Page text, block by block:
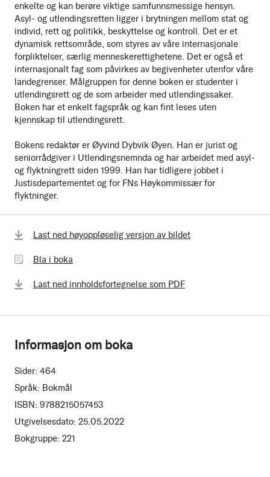
enkelte og kan berøre viktige samfunnsmessige hensyn.
Asyl- og utlendingsretten ligger i brytningen mellom stat og
individ, rett og politikk, beskyttelse og kontroll. Det er et
dynamisk rettsområde, som styres av våre internasjonale
forpliktelser, særlig menneskerettighetene. Det er også et
internasjonalt fag som påvirkes av begivenheter utenfor våre
landegrenser. Målgruppen for denne boken er studenter i
utlendingsrett og de som arbeider med utlendingssaker.
Boken har et enkelt fagspråk og kan fint leses uten
kjennskap til utlendingsrett.
Bokens redaktør er Øyvind Dybvik Øyen. Han er jurist og
seniorrådgiver i Utlendingsnemnda og har arbeidet med asyl-
og flyktningrett siden 1999. Han har tidligere jobbet i
Justisdepartementet og for FNs Høykommissær for
flyktninger.
Last ned høyoppløselig versjon av bildet
Bla
bokaBla i boka
Last ned innholdsfortegnelse som PDF
Informasjon om boka
Sider: 464
Språk: Bokmål
ISBN: 9788215057453
Utgivelsesdato: 25.05.2022
Bokgruppe: 221